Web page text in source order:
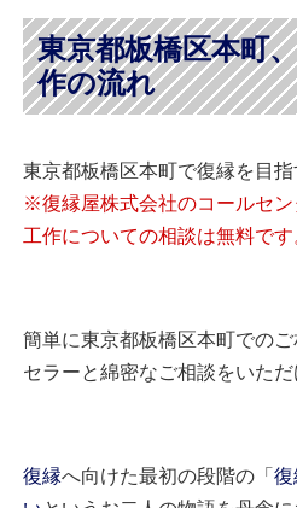
東京都板橋区本町
作の流れ
東京都板橋区本町で復縁を目
※復縁屋株式会社のコールセ
工作についての相談は無料です
簡単に東京都板橋区本町での
セラーと綿密なご相談をいただ
復縁へ向けた最初の段階の「 復